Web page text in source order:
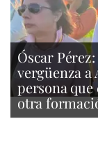
Óscar
vergüenza
persona que
otra